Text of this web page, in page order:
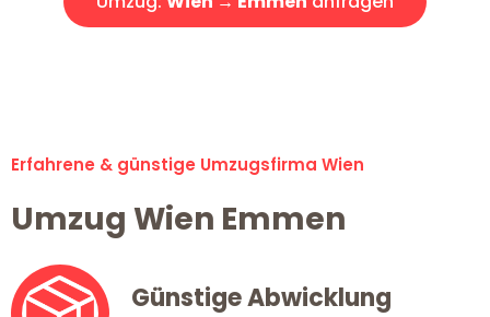
Erfahrene & günstige Umzugsfirma Wien
Umzug Wien Emmen
Günstige Abwicklung